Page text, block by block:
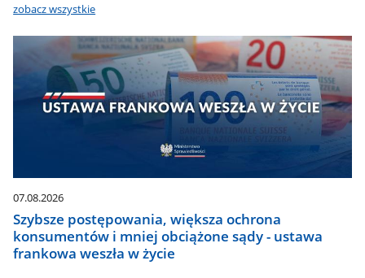
zobacz wszystkie
07.08.2026
Szybsze postępowania, większa ochrona
konsumentów i mniej obciążone sądy - ustawa
frankowa weszła w życie